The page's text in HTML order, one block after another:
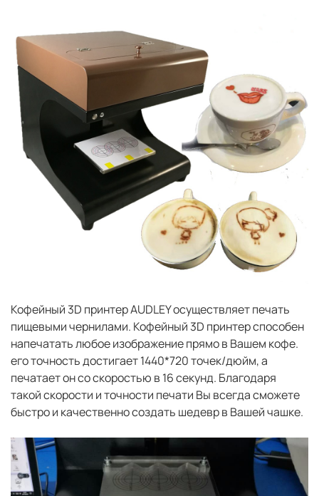
Кофейный 3D принтер AUDLEY осуществляет печать
пищевыми чернилами. Кофейный 3D принтер способен
напечатать любое изображение прямо в Вашем кофе.
его точность достигает 1440*720 точек/дюйм, а
печатает он со скоростью в 16 секунд. Благодаря
такой скорости и точности печати Вы всегда сможете
быстро и качественно создать шедевр в Вашей чашке.